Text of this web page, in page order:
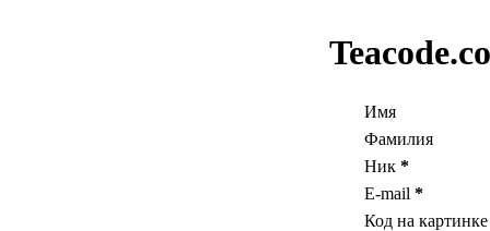
Имя
Фамилия
Ник *
E-mail *
Код на